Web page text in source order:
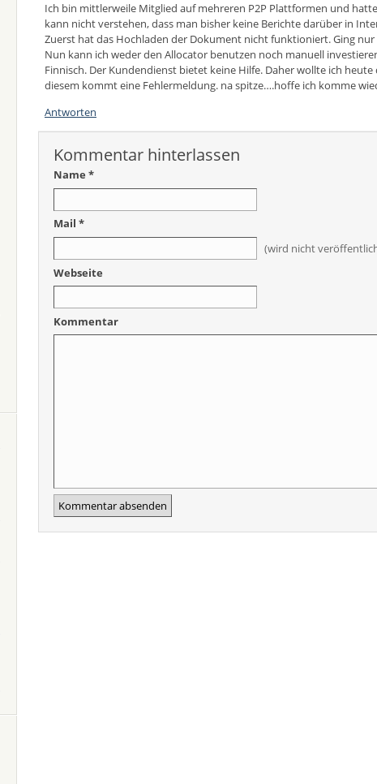
Ich bin mittlerweile Mitglied auf mehreren P2P Plattformen und
kann nicht verstehen, dass man bisher keine Berichte darüber in
Zuerst hat das Hochladen der Dokument nicht funktioniert. Ging
Nun kann ich weder den Allocator benutzen noch manuell
Finnisch. Der Kundendienst bietet keine Hilfe. Daher wollte ich
diesem kommt eine Fehlermeldung. na spitze….hoffe ich komme
Antworten
Kommentar hinterlassen
Name *
Mail *
(wird nicht
Webseite
Kommentar